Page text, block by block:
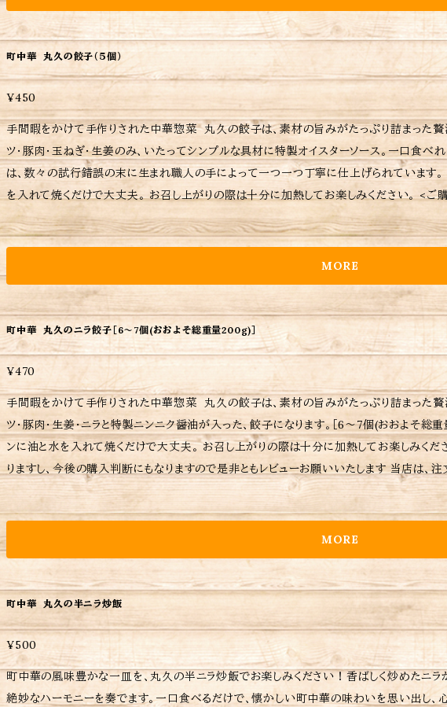
が異なりますので注意して下さい。
町中華 丸久の餃子（５個）
¥450
手間暇をかけて手作りされた中華惣菜 丸久の餃子は、素材の旨みがたっぷり詰まった贅
ツ・豚肉・玉ねぎ・生姜のみ、いたってシンプルな具材に特製オイスターソース。一口食
は、数々の試行錯誤の末に生まれ職人の手によって一つ一つ丁寧に仕上げられています
を入れて焼くだけで大丈夫。 お召し上がりの際は十分に加熱してお楽しみください。 <ご購入されたお客さまへ> 励みにもなりますし、今
後の購入判断にもなりますので是非ともレビューお願いいたします 当店は、注文受けてから調理してるため日時指定がなければ注文受
付日から6〜７日後の配送となりますが予めご了承ください。 <焼き方> 1.フライパンを強火に、大さじ1杯の油を入れ、よくなじませます。
2.フライパンが熱くなったら一旦火を消し、餃子と餃子を等間隔にあけて並べます。
手早くフタを閉めます。 4.水気がなくなるまで一気に蒸し焼きにします。(強火で蒸し焼
音がしたらフタを開け、大さじ1杯の油を入れ(弱火〜中火仕上げ焼き目安4〜5分)焼き目をお好みでつけ
き方、温め方は商品に同包致します。 ※保存方法、食材アレルギーなどの詳細は
いた商品の重量に応じて送料が異なりますので注意して下さい。
MORE
町中華 丸久のニラ餃子［6〜7個(おおよそ総重量200g)］
¥470
手間暇をかけて手作りされた中華惣菜 丸久の餃子は、素材の旨みがたっぷり詰まった贅
ツ・豚肉・生姜・ニラと特製ニンニク醤油が入った、餃子になります。［6〜7個(おおよそ
ンに油と水を入れて焼くだけで大丈夫。 お召し上がりの際は十分に加熱してお楽しみください。 <ご購入されたお客さまへ> 励み
りますし、今後の購入判断にもなりますので是非ともレビューお願いいたします 当店は、注文受けてから調理してるため日時指定がなけ
れば注文受付日から8〜10日後の配送となりますが予めご了承ください。 <焼き方> 1.フライパンを強火に、大さじ1杯の油を入れ、よくな
じませます。 2.フライパンが熱くなったら一旦火を消し、餃子と餃子を等間隔にあけ
熱湯を注ぎ、手早くフタを閉めます。 4.水気がなくなるまで一気に蒸し焼きにします。(
パチパチと音がしたらフタを開け、大さじ1杯の油を入れ(弱火〜中火仕上げ焼き目安4〜5分)
すすめの焼き方、温め方は商品に同包致します。 ※保存方法、食材アレルギーな
購入いただいた商品の重量に応じて送料が異なりますので注意して下さい。
MORE
町中華 丸久の半ニラ炒飯
¥500
町中華の風味豊かな一皿を、丸久の半ニラ炒飯でお楽しみください！香ばしく炒めたニラ
絶妙なハーモニーを奏でます。一口食べるだけで、懐かしい町中華の味わいを思い出し、